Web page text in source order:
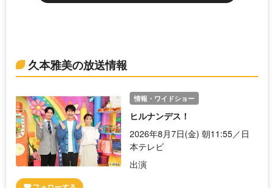
久本雅美の放送情報
情報・ワイドショー
ヒルナンデス！
2026年8月7日(金) 朝11:55／日
本テレビ
出演